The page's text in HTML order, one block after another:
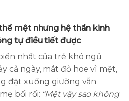
mệt nhưng hệ thần kinh
tự điều tiết được
nhất của trẻ khó ngủ
cả ngày, mắt đỏ hoe vì mệt,
đặt xuống giường vẫn
bối rối: “Mệt vậy sao không